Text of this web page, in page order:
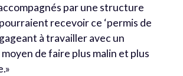
par une structure
recevoir ce ‘permis de
à travailler avec un
de faire plus malin et plus